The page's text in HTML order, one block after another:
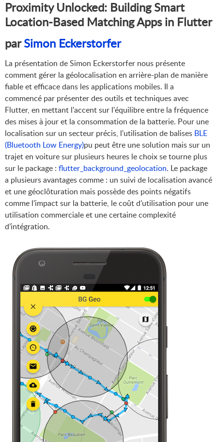
Proximity Unlocked: Building Smart
Location-Based Matching Apps in Flutter
parSimon Eckerstorfer
La présentation de Simon Eckerstorfer nous présente
comment gérer la géolocalisation en arrière-plan de manière
fiable et efficace dans les applications mobiles. Il a
commencé par présenter des outils et techniques avec
Flutter, en mettant l'accent sur l'équilibre entre la fréquence
des mises à jour et la consommation de la batterie. Pour une
localisation sur un secteur précis, l'utilisation de balises BLE
(Bluetooth Low Energy)pu peut être une solution mais sur un
trajet en voiture sur plusieurs heures le choix se tourne plus
sur le package : flutter_background_geolocation. Le package
a plusieurs avantages comme : un suivi de localisation avancé
et une géoclôturation mais possède des points négatifs
comme l’impact sur la batterie, le coût d’utilisation pour une
utilisation commerciale et une certaine complexité
d’intégration.